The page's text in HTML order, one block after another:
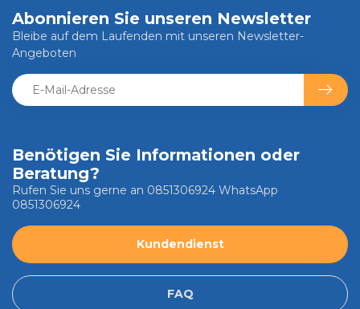
Benötigen Sie Informationen oder
Beratung?
Rufen Sie uns gerne an 0851306924 WhatsApp
0851306924
Kundendienst
FAQ
Abonnieren Sie unseren Newsletter
Bleibe auf dem Laufenden mit unseren Newsletter-
Angeboten